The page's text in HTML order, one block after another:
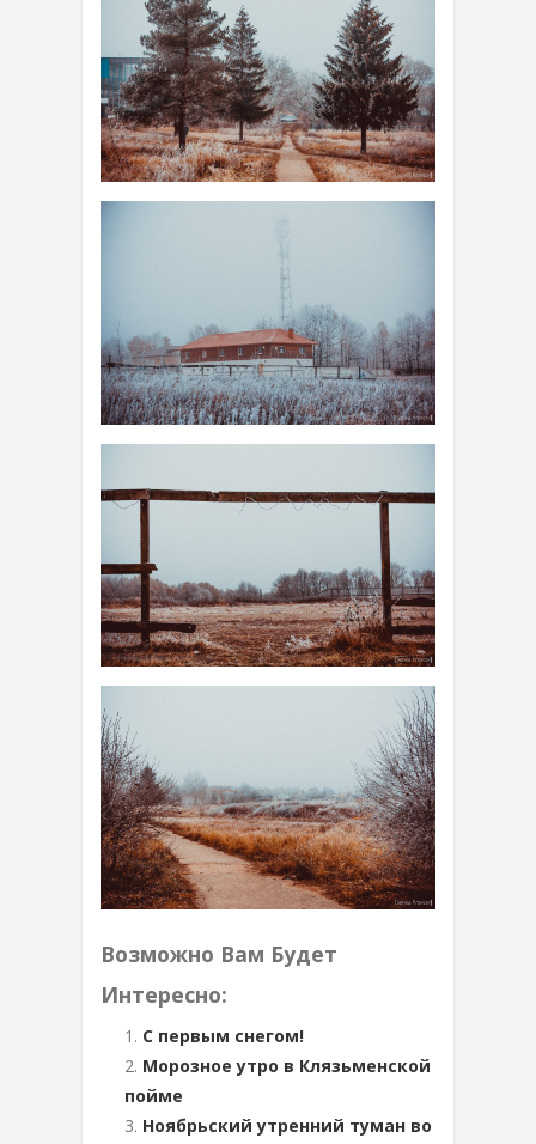
Возможно Вам Будет
Интересно:
С первым снегом!
Морозное утро в Клязьменской
пойме
Ноябрьский утренний туман во